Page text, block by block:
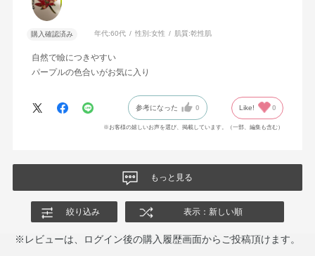
購入確認済み 年代:60代 性別:女性 肌質:乾性肌
自然で瞼につきやすい
パープルの色合いがお気に入り
参考になった 0 Like! 0
※お客様の嬉しいお声を選び、掲載しています。（一部、編集も含む）
もっと見る
絞り込み 表示：新しい順
※レビューは、ログイン後の購入履歴画面からご投稿頂けます。